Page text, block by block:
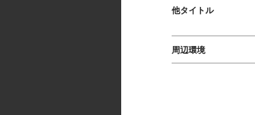
他タイトル
周辺環境